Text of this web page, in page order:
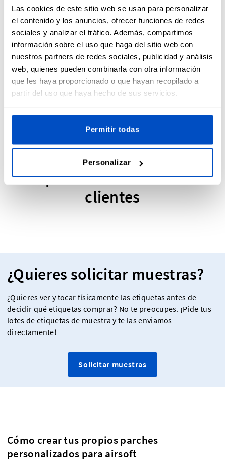
Las cookies de este sitio web se usan para personalizar
el contenido y los anuncios, ofrecer funciones de redes
sociales y analizar el tráfico. Además, compartimos
información sobre el uso que haga del sitio web con
nuestros partners de redes sociales, publicidad y análisis
web, quienes pueden combinarla con otra información
que les haya proporcionado o que hayan recopilado a
partir del uso que haya hecho de sus servicios.
Permitir todas
Personalizar
del equipo pueden ser fácilmente reconocidos y
distinguidos durante los partidos, lo que mejora la
experiencia general de juego. Además, los parches
personalizados permiten a los jugadores personalizar su
equipo, añadiendo un toque personal. Estos parches
fomentan la camaradería entre los jugadores al enfatizar la
unidad del equipo y los intereses comunes. Además,
pueden servir como recuerdos apreciados, conservando los
Opiniones de nuestros
clientes
¿Quieres solicitar muestras?
¿Quieres ver y tocar físicamente las etiquetas antes de
decidir qué etiquetas comprar? No te preocupes. ¡Pide tus
lotes de etiquetas de muestra y te las enviamos
directamente!
Solicitar muestras
Cómo crear tus propios parches
personalizados para airsoft